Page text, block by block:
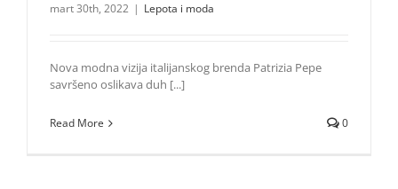
mart 30th, 2022 | Lepota i moda
Nova modna vizija italijanskog brenda Patrizia Pepe
savršeno oslikava duh [...]
Read More 0